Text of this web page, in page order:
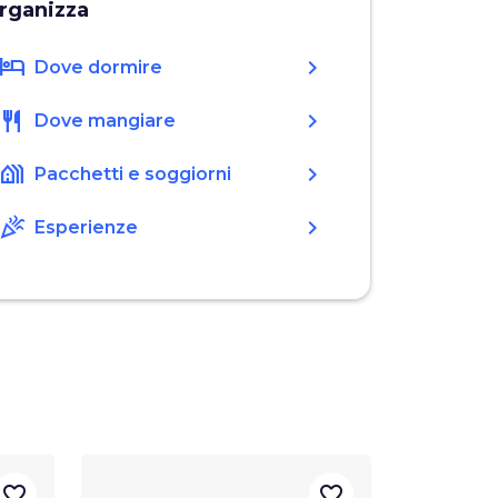
hotel Dove dormire chevron_right
restaurant Dove mangiare chevron_right
holiday_village Pacchetti e soggiorni chevron_right
celebration Esperienze chevron_right